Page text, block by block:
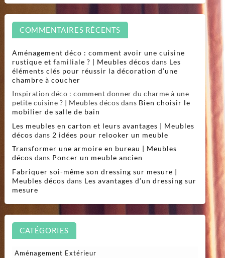
COMMENTAIRES RÉCENTS
Aménagement déco : comment avoir une cuisine
rustique et familiale ? | Meubles décos dans Les
éléments clés pour réussir la décoration d’une
chambre à coucher
Inspiration déco : comment donner du charme à une
petite cuisine ? | Meubles décos dans Bien choisir le
mobilier de salle de bain
Les meubles en carton et leurs avantages | Meubles
décos dans 2 idées pour relooker un meuble
Transformer une armoire en bureau | Meubles
décos dans Poncer un meuble ancien
Fabriquer soi-même son dressing sur mesure |
Meubles décos dans Les avantages d’un dressing sur
mesure
CATÉGORIES
Aménagement Extérieur